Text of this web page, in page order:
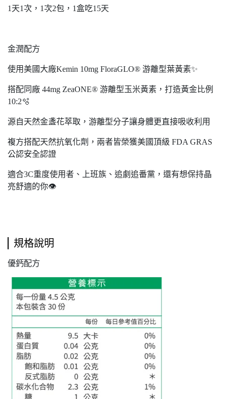
1天1次，1次2包，1盒吃15天
金潤配方
使用美國大廠Kemin 10mg FloraGLO® 游離型葉黃素✨
搭配同廠 44mg ZeaONE® 游離型玉米黃素，打造黃金比例
10:2🫧
源自天然金盞花萃取，游離型分子讓身體更直接吸收利用
複方搭配天然抗氧化劑，兩者皆榮獲美國頂級 FDA GRAS
公認安全認證
適合3C重度使用者、上班族、追劇追番黨，還有想保持晶
亮舒適的你👁️
規格說明
優鈣配方